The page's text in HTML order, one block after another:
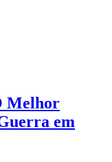
Melhor
em